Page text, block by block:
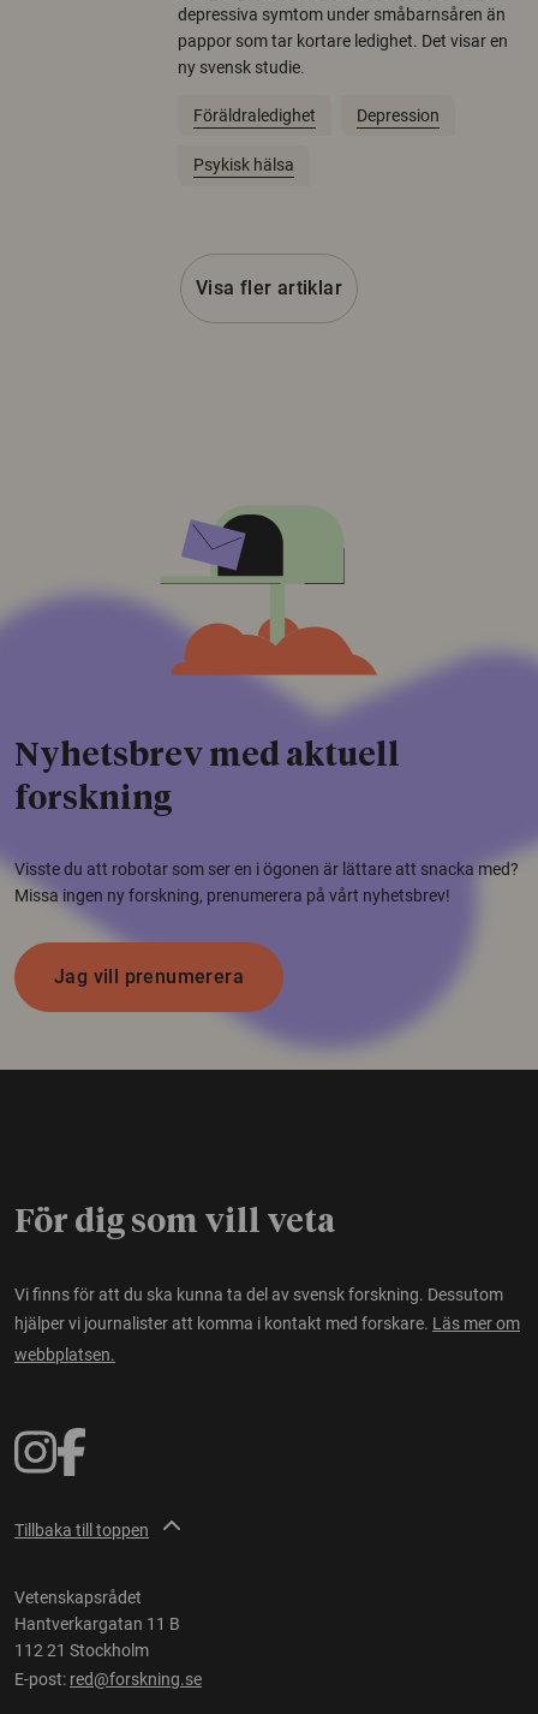
depressiva symtom under småbarnsåren än
pappor som tar kortare ledighet. Det visar en
ny svensk studie.
Föräldraledighet Depression
Psykisk hälsa
Visa fler artiklar
Nyhetsbrev med aktuell
forskning
Visste du att robotar som ser en i ögonen är lättare att snacka med?
Missa ingen ny forskning, prenumerera på vårt nyhetsbrev!
Jag vill prenumerera
För dig som vill veta
Vi finns för att du ska kunna ta del av svensk forskning. Dessutom
hjälper vi journalister att komma i kontakt med forskare. Läs mer om
webbplatsen.
Tillbaka till toppen
Vetenskapsrådet
Hantverkargatan 11 B
112 21 Stockholm
E-post: red@forskning.se